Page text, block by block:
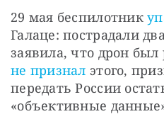
29 мая беспилотник
Галаце: пострадали
не признал этого,
передать России
«объективные